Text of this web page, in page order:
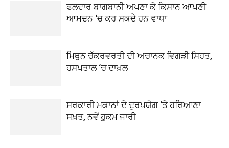
ਫਲਦਾਰ ਬਾਗਬਾਨੀ ਅਪਣਾ ਕੇ ਕਿਸਾਨ ਆਪਣੀ
ਆਮਦਨ ‘ਚ ਕਰ ਸਕਦੇ ਹਨ ਵਾਧਾ
ਮਿਥੁਨ ਚੱਕਰਵਰਤੀ ਦੀ ਅਚਾਨਕ ਵਿਗੜੀ ਸਿਹਤ,
ਹਸਪਤਾਲ ‘ਚ ਦਾਖ਼ਲ
ਸਰਕਾਰੀ ਮਕਾਨਾਂ ਦੇ ਦੁਰਪਯੋਗ ‘ਤੇ ਹਰਿਆਣਾ
ਸਖ਼ਤ, ਨਵੇਂ ਹੁਕਮ ਜਾਰੀ